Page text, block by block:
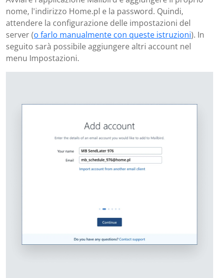
nome, l'indirizzo Home.pl e la password. Quindi,
attendere la configurazione delle impostazioni del
server (o farlo manualmente con queste istruzioni). In
seguito sarà possibile aggiungere altri account nel
menu Impostazioni.